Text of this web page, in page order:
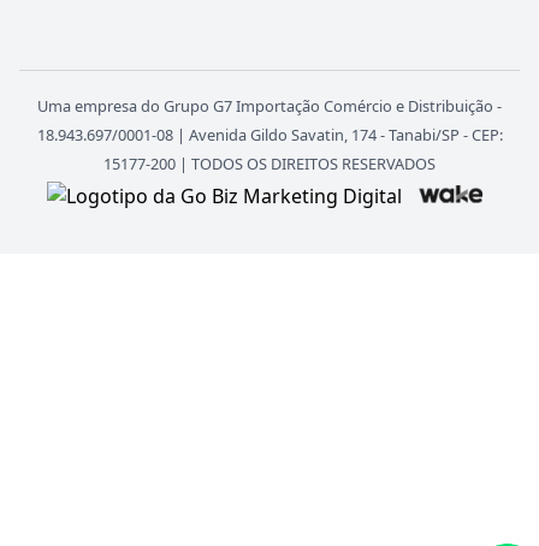
Uma empresa do Grupo G7 Importação Comércio e Distribuição -
18.943.697/0001-08 | Avenida Gildo Savatin, 174 - Tanabi/SP - CEP:
15177-200 | TODOS OS DIREITOS RESERVADOS